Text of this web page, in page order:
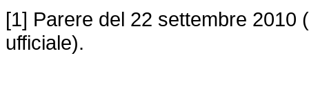
[1] Parere del 22 settembre 2010
ufficiale).